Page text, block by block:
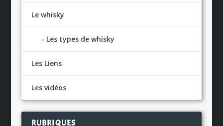
Le whisky
Les types de whisky
Les Liens
Les vidéos
RUBRIQUES